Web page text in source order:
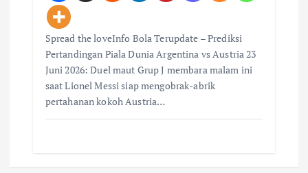
Spread the loveInfo Bola Terupdate – Prediksi
Pertandingan Piala Dunia Argentina vs Austria 23
Juni 2026: Duel maut Grup J membara malam ini
saat Lionel Messi siap mengobrak-abrik
pertahanan kokoh Austria…